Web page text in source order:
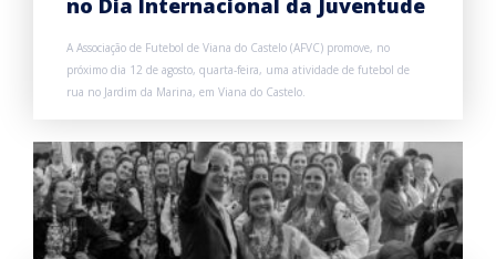
no Dia Internacional da Juventude
A Associação de Futebol de Viana do Castelo (AFVC) promove, no
próximo dia 12 de agosto, quarta-feira, uma atividade de futebol de
rua no Jardim da Marina, em Viana do Castelo.